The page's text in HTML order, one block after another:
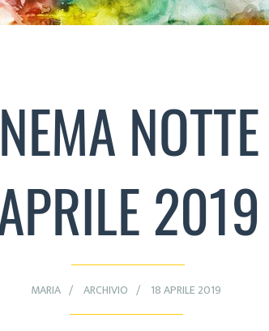
2019
MARIA ARCHIVIO 18 APRILE 2019